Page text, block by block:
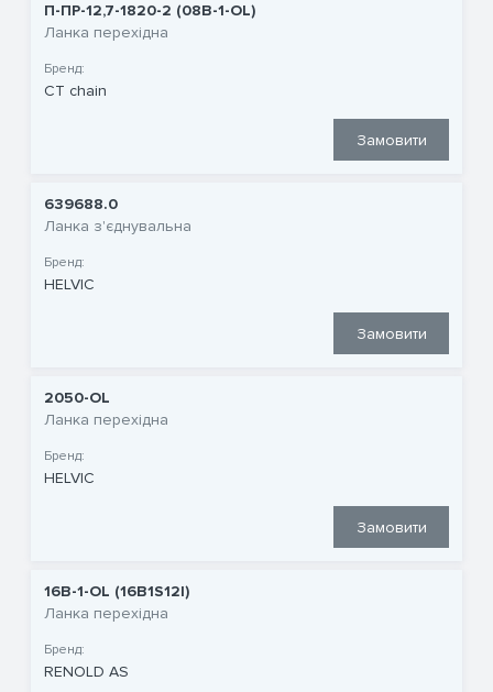
П-ПР-12,7-1820-2 (08B-1-OL)
Ланка перехідна
Бренд:
CT chain
Замовити
639688.0
Ланка з'єднувальна
Бренд:
HELVIC
Замовити
2050-OL
Ланка перехідна
Бренд:
HELVIC
Замовити
16B-1-OL (16B1S12I)
Ланка перехідна
Бренд:
RENOLD AS